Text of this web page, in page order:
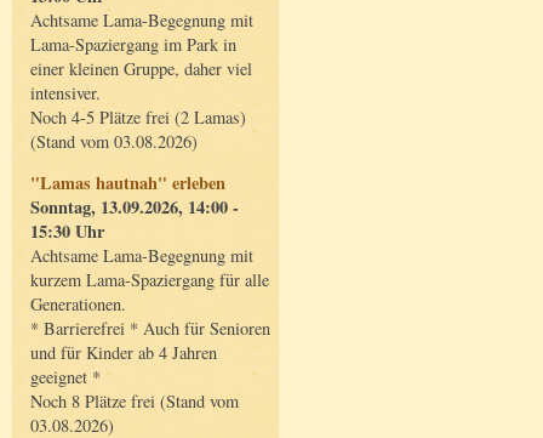
Achtsame Lama-Begegnung mit
Lama-Spaziergang im Park in
einer kleinen Gruppe, daher viel
intensiver.
Noch 4-5 Plätze frei (2 Lamas)
(Stand vom 03.08.2026)
"Lamas hautnah" erleben
Sonntag, 13.09.2026, 14:00 -
15:30 Uhr
Achtsame Lama-Begegnung mit
kurzem Lama-Spaziergang für alle
Generationen.
* Barrierefrei * Auch für Senioren
und für Kinder ab 4 Jahren
geeignet *
Noch 8 Plätze frei (Stand vom
03.08.2026)